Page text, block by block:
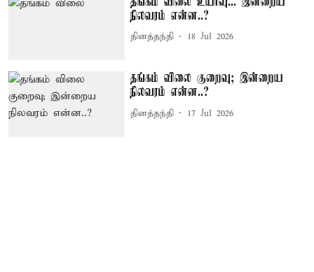
நிலவரம் என்ன..?
தினத்தந்தி 18 Jul 2026
தங்கம் விலை குறைவு; இன்றைய
நிலவரம் என்ன..?
தினத்தந்தி 17 Jul 2026